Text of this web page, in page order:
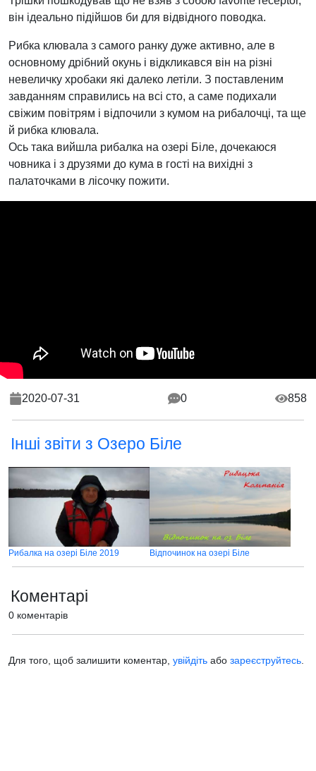
він ідеально підійшов би для відвідного поводка.
Рибка клювала з самого ранку дуже активно, але в
основному дрібний окунь і відкликався він на різні
невеличку хробаки які далеко летіли. З поставленим
завданням справились на всі сто, а саме подихали
свіжим повітрям і відпочили з кумом на рибалочці, та ще
й рибка клювала.
Ось така вийшла рибалка на озері Біле, дочекаюся
човника і з друзями до кума в гості на вихідні з
палаточками в лісочку пожити.
2020-07-31 0 858
Інші звіти з Озеро Біле
Рибалка на озері Біле 2019 Відпочинок на озері Біле
Коментарі
0 коментарів
Для того, щоб залишити коментар, увійдіть або зареєструйтесь